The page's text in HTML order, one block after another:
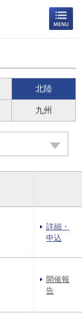
北陸
九州
詳細・
申込
開催報
告